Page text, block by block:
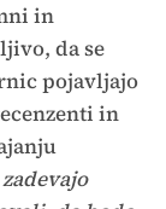
in
da se
pojavljajo
in